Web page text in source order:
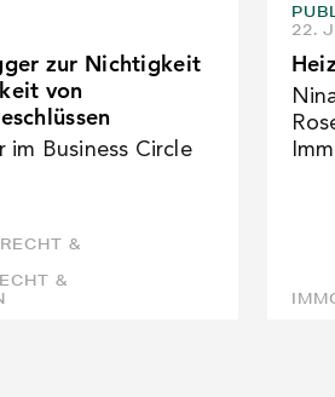
zur Nichtigkeit
von
im Business Circle
&
&
22.